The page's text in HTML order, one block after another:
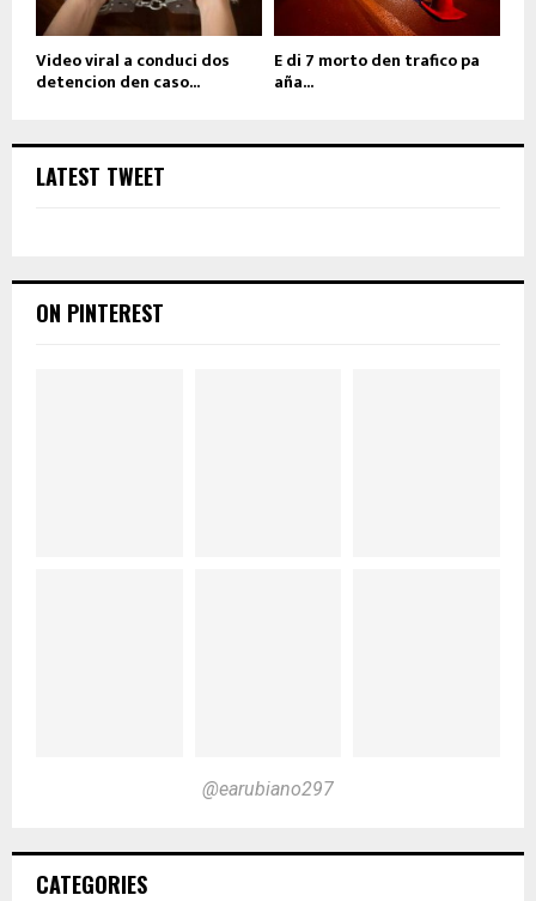
Video viral a conduci dos
detencion den caso...
E di 7 morto den trafico pa
aña...
LATEST TWEET
ON PINTEREST
@earubiano297
CATEGORIES